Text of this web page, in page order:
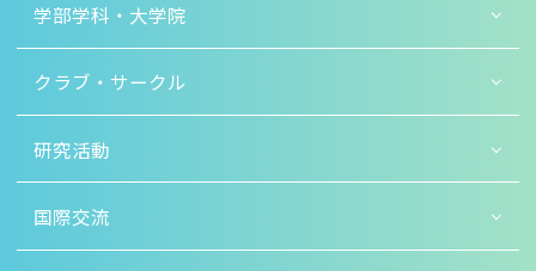
学部学科・大学院
クラブ・サークル
研究活動
国際交流